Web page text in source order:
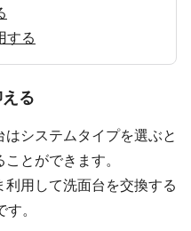
する
る
システムタイプを選ぶと
とができます。
用して洗面台を交換する
。